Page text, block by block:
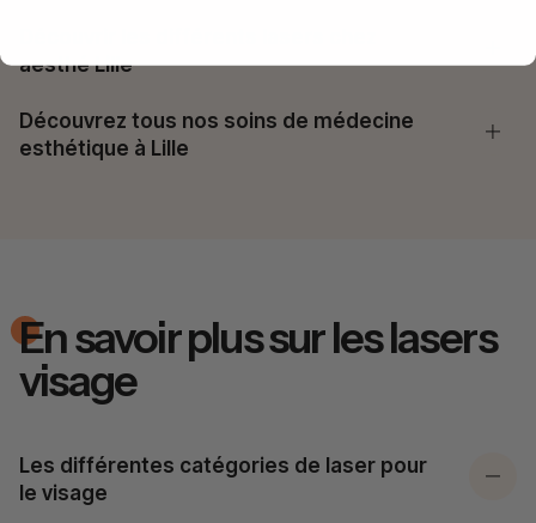
aesthé Lille
Découvrez tous nos soins de médecine
esthétique à Lille
En savoir plus sur les lasers
visage
Les différentes catégories de laser pour
le visage